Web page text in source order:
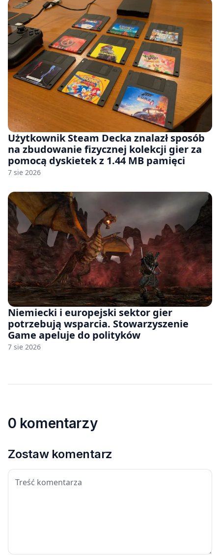
Użytkownik Steam Decka znalazł sposób
na zbudowanie fizycznej kolekcji gier za
pomocą dyskietek z 1.44 MB pamięci
7 sie 2026
Niemiecki i europejski sektor gier
potrzebują wsparcia. Stowarzyszenie
Game apeluje do polityków
7 sie 2026
0 komentarzy
Zostaw komentarz